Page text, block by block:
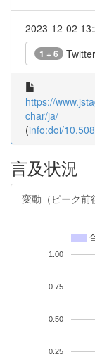
2023-12-02
1 + 6 Twitter
https://
char/ja/
(info:doi/
言及状況
変動（ピーク前
0.25
0.50
0.75
1.00